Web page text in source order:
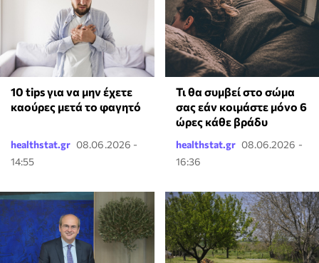
10 tips για να μην έχετε
καούρες μετά το φαγητό
healthstat.gr 08.06.2026 -
14:55
Τι θα συμβεί στο σώμα
σας εάν κοιμάστε μόνο 6
ώρες κάθε βράδυ
healthstat.gr 08.06.2026 -
16:36